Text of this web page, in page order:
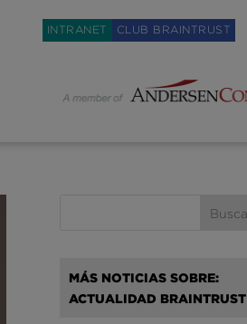
INTRANET CLUB BRAINTRUST
MÁS NOTICIAS SOBRE:
ACTUALIDAD BRAINTRUST